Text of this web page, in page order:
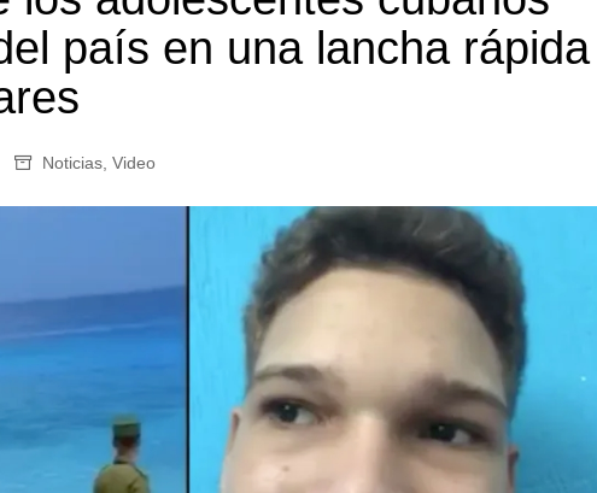
país en una lancha rápida
Noticias Video